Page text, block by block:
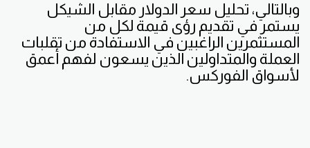
وبالتالي، تحليل سعر الدولار مقابل الشيكل
يستمر في تقديم رؤى قيمة لكل من
المستثمرين الراغبين في الاستفادة من تقلبات
العملة والمتداولين الذين يسعون لفهم أعمق
لأسواق الفوركس.